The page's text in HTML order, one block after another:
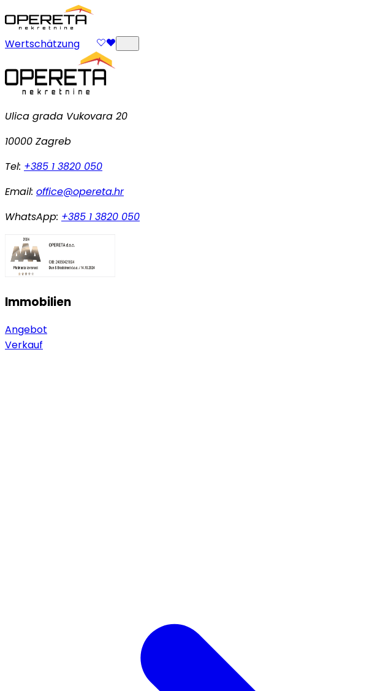
Wertschätzung
Ulica grada Vukovara 20
10000 Zagreb
Tel: +385 1 3820 050
Email: office@opereta.hr
WhatsApp: +385 1 3820 050
Immobilien
Angebot
Verkauf